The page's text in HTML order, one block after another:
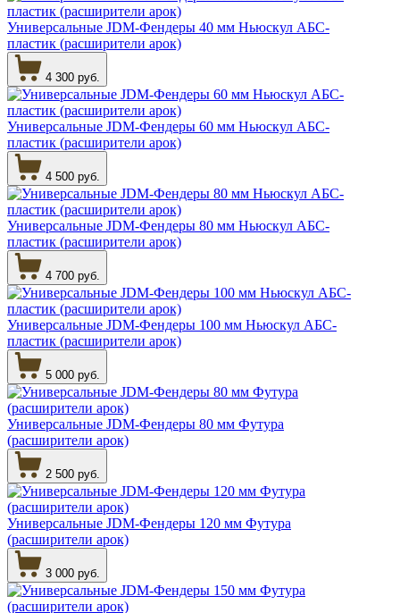
Универсальные JDM-Фендеры 40 мм Ньюскул АБС-
пластик (расширители арок)
4 300 руб.
Универсальные JDM-Фендеры 60 мм Ньюскул АБС-
пластик (расширители арок)
4 500 руб.
Универсальные JDM-Фендеры 80 мм Ньюскул АБС-
пластик (расширители арок)
4 700 руб.
Универсальные JDM-Фендеры 100 мм Ньюскул АБС-
пластик (расширители арок)
5 000 руб.
Универсальные JDM-Фендеры 80 мм Футура
(расширители арок)
2 500 руб.
Универсальные JDM-Фендеры 120 мм Футура
(расширители арок)
3 000 руб.